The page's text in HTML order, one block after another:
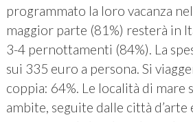
programmato la loro vacanza
maggior parte (81%) resterà in
3-4 pernottamenti (84%). La
sui 335 euro a persona. Si
coppia: 64%. Le località di mare
ambite, seguite dalle città d’arte